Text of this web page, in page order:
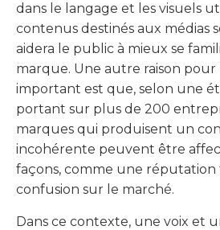
dans le langage et les visuels
contenus destinés aux médias
aidera le public à mieux se
marque. Une autre raison
important est que, selon une
portant sur plus de 200
marques qui produisent un
incohérente peuvent être
façons, comme une
confusion sur le marché.
Dans ce contexte, une voix et